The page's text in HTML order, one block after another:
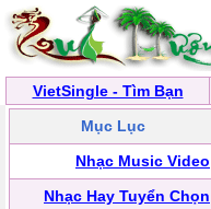
VietSingle - Tìm Bạn
Mục Lục
Nhạc Music Video
Nhạc Hay Tuyển Chọn